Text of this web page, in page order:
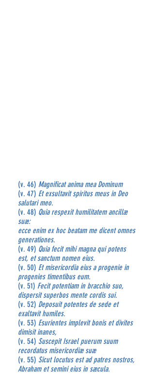
(v. 46) Magnificat anima mea Dominum
(v. 47) Et exsultavit spiritus meus in Deo
salutari meo.
(v. 48) Quia respexit humilitatem ancillæ
suæ:
ecce enim ex hoc beatam me dicent omnes
generationes.
(v. 49) Quia fecit mihi magna qui potens
est, et sanctum nomen eius.
(v. 50) Et misericordia eius a progenie in
progenies timentibus eum.
(v. 51) Fecit potentiam in bracchio suo,
dispersit superbos mente cordis sui.
(v. 52) Deposuit potentes de sede et
exaltavit humiles.
(v. 53) Esurientes implevit bonis et divites
dimisit inanes,
(v. 54) Suscepit Israel puerum suum
recordatus misericordiæ suæ
(v. 55) Sicut locutus est ad patres nostros,
Abraham et semini eius in sæcula.